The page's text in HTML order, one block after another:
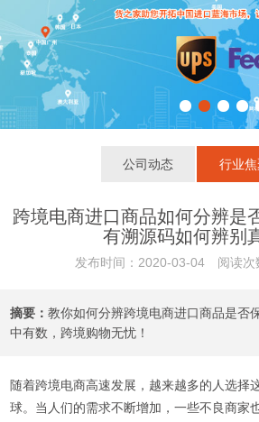
公司动态 行业焦
跨境电商进口商品如何分辨是
有溯源码如何辨别
发布时间：2020-03-04 阅读次
摘要：教你如何分辨跨境电商进口商品是否
中有数，跨境购物无忧！
随着跨境电商高速发展，越来越多的人选择
球。当人们的需求不断增加，一些不良商家